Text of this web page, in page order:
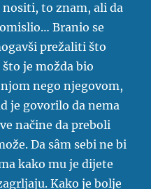
to znam, ali da
Branio se
prežaliti što
je možda bio
nego njegovom,
je govorilo da nema
načine da preboli
Da sâm sebi ne bi
kako mu je dijete
Kako je bolje